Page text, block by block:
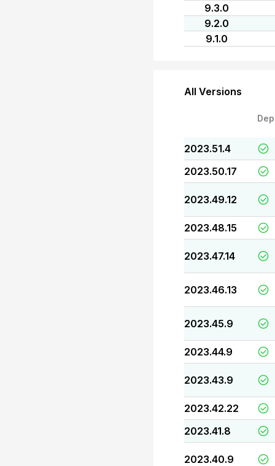
9.3.0
9.2.0
9.1.0
All Versions
2023.51.4
2023.50.17
2023.49.12
2023.48.15
2023.47.14
2023.46.13
2023.45.9
2023.44.9
2023.43.9
2023.42.22
2023.41.8
2023.40.9